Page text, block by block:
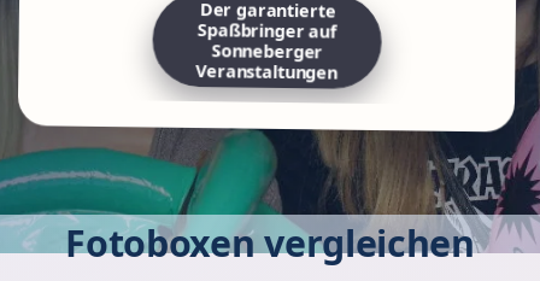
Der garantierte
Spaßbringer auf
Sonneberger
Veranstaltungen
Fotoboxen vergleichen